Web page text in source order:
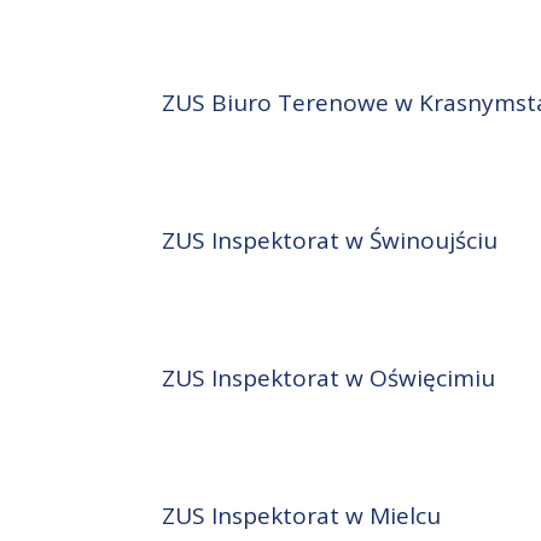
ZUS Biuro Terenowe w
ZUS Inspektorat w Świnoujściu
ZUS Inspektorat w Oświęcimiu
ZUS Inspektorat w Mielcu